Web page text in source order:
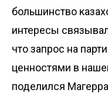
большинство
интересы
что запрос на
ценностями в
поделился